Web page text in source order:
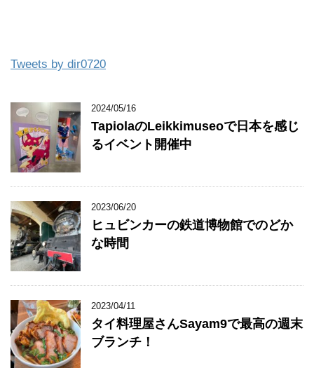
Tweets by dir0720
2024/05/16
TapiolaのLeikkimuseoで日本を感じ
るイベント開催中
2023/06/20
ヒュビンカーの鉄道博物館でのどか
な時間
2023/04/11
タイ料理屋さんSayam9で最高の週末
ブランチ！